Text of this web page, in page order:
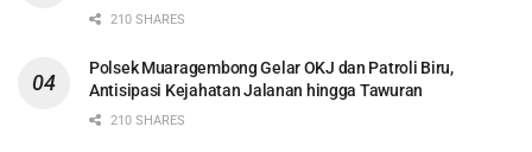
210 SHARES
Polsek Muaragembong Gelar OKJ dan Patroli Biru,
Antisipasi Kejahatan Jalanan hingga Tawuran
210 SHARES